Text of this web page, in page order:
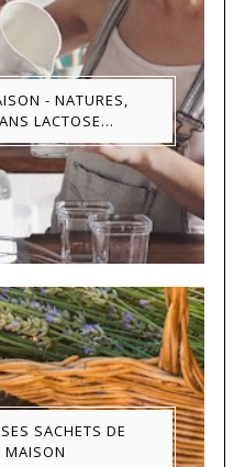
- NATURES,
LACTOSE...
SACHETS DE
MAISON